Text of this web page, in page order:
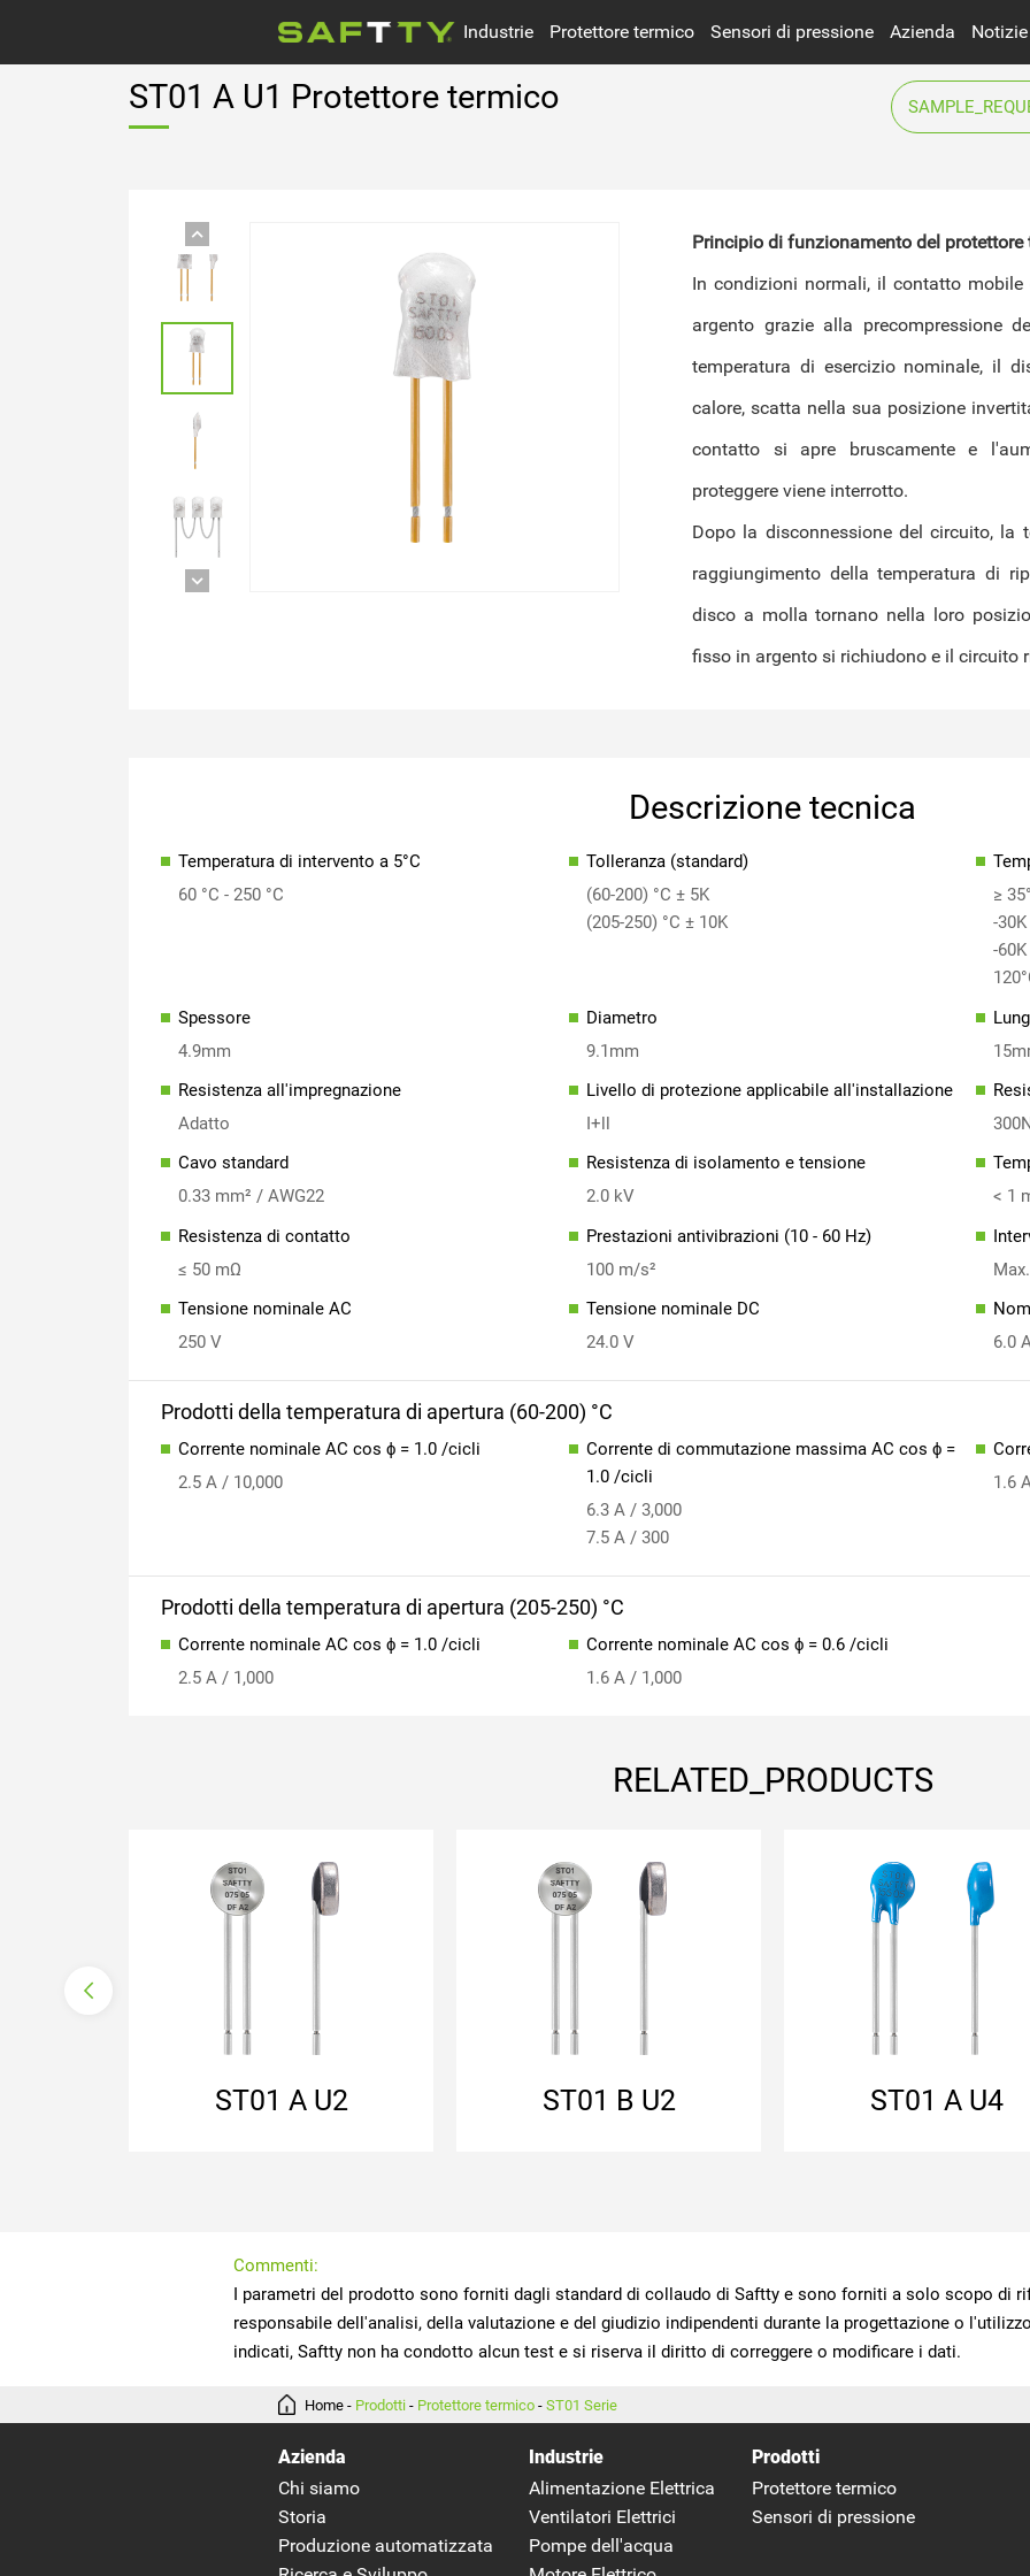
Industrie
Trasformatore
Visualizza tutti i settori
Protettore termico Sensori di pressione Azienda Notizie
ST01 A U1 Protettore termico
Principio di funzionamento del protettore
proteggere viene interrotto.
fisso in argento si richiudono e il circuito
Descrizione tecnica
Temperatura di intervento a 5°C
60 °C - 250 °C
Tolleranza (standard)
(60-200) °C ± 5K
(205-250) °C ± 10K
≥
-
-
Spessore
4.9mm
Diametro
9.1mm
Resistenza all'impregnazione
Adatto
Livello di protezione applicabile all'installazione
I+ll
Cavo standard
0.33 mm² / AWG22
Resistenza di isolamento e tensione
2.0 kV
< 1
Resistenza di contatto
≤ 50 mΩ
Prestazioni antivibrazioni (10 - 60 Hz)
100 m/s²
Tensione nominale AC
250 V
Tensione nominale DC
24.0 V
6.0
Prodotti della temperatura di apertura (60-200) °C
Corrente nominale AC cos ϕ = 1.0 /cicli
2.5 A / 10,000
1.0 /cicli
6.3 A / 3,000
7.5 A / 300
1.6
Prodotti della temperatura di apertura (205-250) °C
Corrente nominale AC cos ϕ = 1.0 /cicli
2.5 A / 1,000
Corrente nominale AC cos ϕ = 0.6 /cicli
1.6 A / 1,000
RELATED_PRODUCTS
ST01 A U2
con filo conduttore
senza isolamento
ST01 B U2
con filo conduttore
senza isolamento
ST01 A U4
Commenti:
indicati, Saftty non ha condotto alcun test e si riserva il diritto di correggere o modificare i dati.
Home - Prodotti - Protettore termico -ST01 Serie
Azienda
Chi siamo
Storia
Produzione automatizzata
Industrie
Alimentazione Elettrica
Ventilatori Elettrici
Pompe dell'acqua
Prodotti
Protettore termico
Sensori di pressione